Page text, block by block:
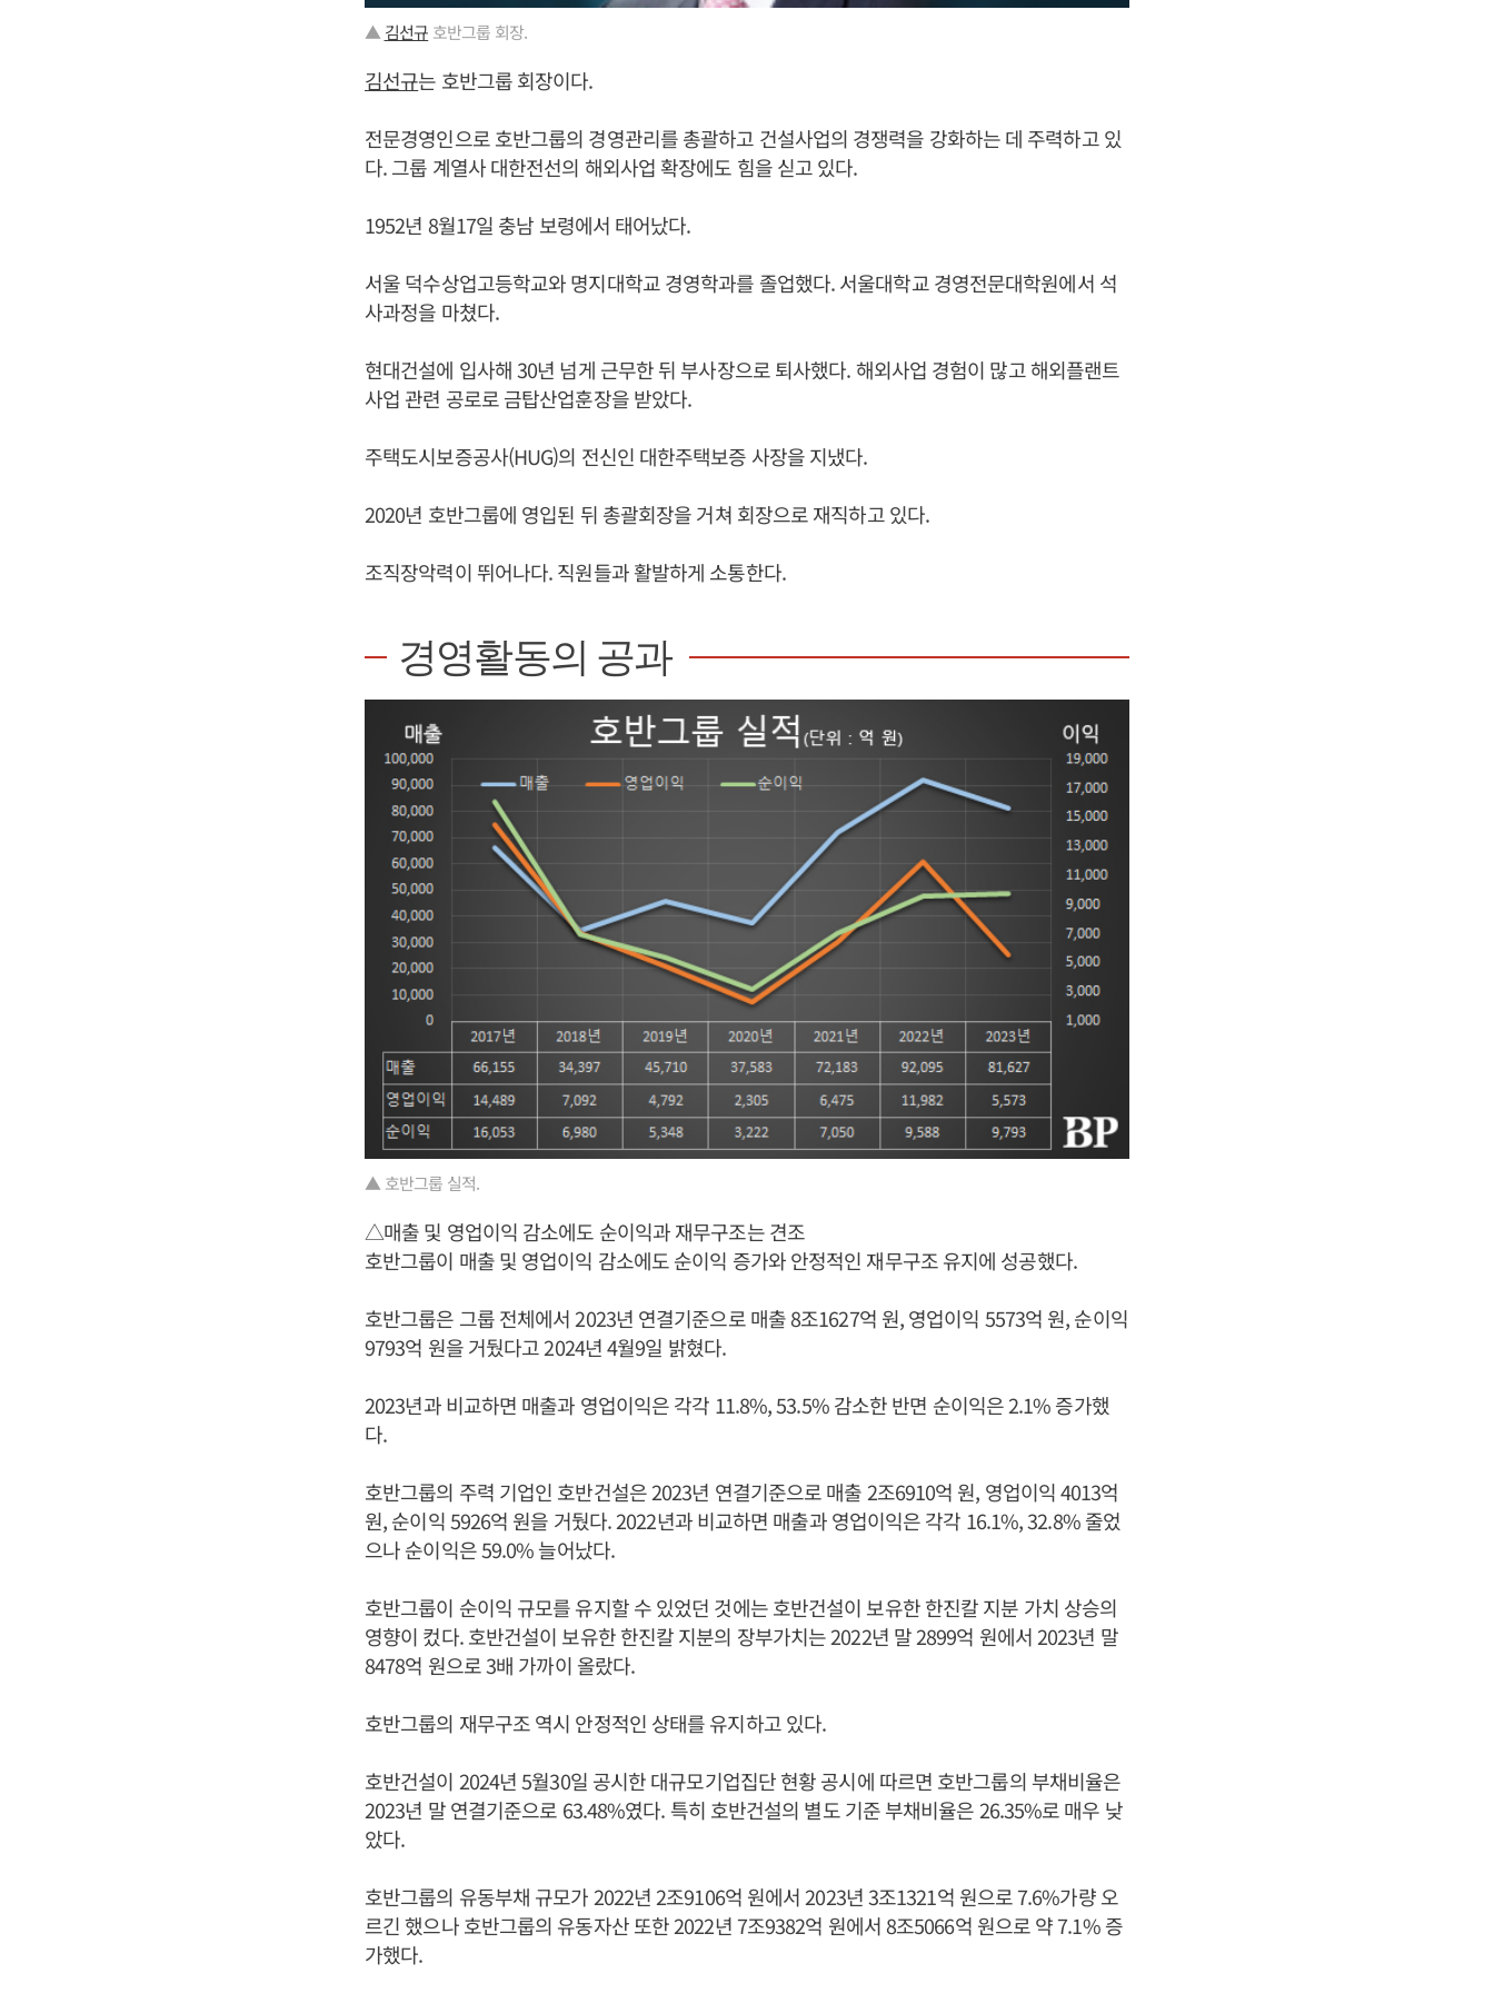
▲ 김선규 호반그룹 회장.
김선규는 호반그룹 회장이다.
전문경영인으로 호반그룹의 경영관리를 총괄하고 건설사업의 경쟁력을 강화하는 데 주력하고 있
다. 그룹 계열사 대한전선의 해외사업 확장에도 힘을 싣고 있다.
1952년 8월17일 충남 보령에서 태어났다.
서울 덕수상업고등학교와 명지대학교 경영학과를 졸업했다. 서울대학교 경영전문대학원에서 석
사과정을 마쳤다.
현대건설에 입사해 30년 넘게 근무한 뒤 부사장으로 퇴사했다. 해외사업 경험이 많고 해외플랜트
사업 관련 공로로 금탑산업훈장을 받았다.
주택도시보증공사(HUG)의 전신인 대한주택보증 사장을 지냈다.
2020년 호반그룹에 영입된 뒤 총괄회장을 거쳐 회장으로 재직하고 있다.
조직장악력이 뛰어나다. 직원들과 활발하게 소통한다.
경영활동의 공과
▲ 호반그룹 실적.
△매출 및 영업이익 감소에도 순이익과 재무구조는 견조
호반그룹이 매출 및 영업이익 감소에도 순이익 증가와 안정적인 재무구조 유지에 성공했다.
호반그룹은 그룹 전체에서 2023년 연결기준으로 매출 8조1627억 원, 영업이익 5573억 원, 순이익
9793억 원을 거뒀다고 2024년 4월9일 밝혔다.
2023년과 비교하면 매출과 영업이익은 각각 11.8%, 53.5% 감소한 반면 순이익은 2.1% 증가했
다.
호반그룹의 주력 기업인 호반건설은 2023년 연결기준으로 매출 2조6910억 원, 영업이익 4013억
원, 순이익 5926억 원을 거뒀다. 2022년과 비교하면 매출과 영업이익은 각각 16.1%, 32.8% 줄었
으나 순이익은 59.0% 늘어났다.
호반그룹이 순이익 규모를 유지할 수 있었던 것에는 호반건설이 보유한 한진칼 지분 가치 상승의
영향이 컸다. 호반건설이 보유한 한진칼 지분의 장부가치는 2022년 말 2899억 원에서 2023년 말
8478억 원으로 3배 가까이 올랐다.
호반그룹의 재무구조 역시 안정적인 상태를 유지하고 있다.
호반건설이 2024년 5월30일 공시한 대규모기업집단 현황 공시에 따르면 호반그룹의 부채비율은
2023년 말 연결기준으로 63.48%였다. 특히 호반건설의 별도 기준 부채비율은 26.35%로 매우 낮
았다.
호반그룹의 유동부채 규모가 2022년 2조9106억 원에서 2023년 3조1321억 원으로 7.6%가량 오
르긴 했으나 호반그룹의 유동자산 또한 2022년 7조9382억 원에서 8조5066억 원으로 약 7.1% 증
가했다.